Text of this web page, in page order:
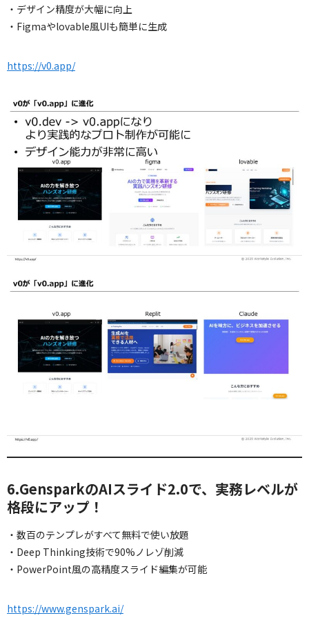
・デザイン精度が大幅に向上
・Figmaやlovable風UIも簡単に生成
https://v0.app/
6.GensparkのAIスライド2.0で、実務レベルが
格段にアップ！
・数百のテンプレがすべて無料で使い放題
・Deep Thinking技術で90%ノレゾ削減
・PowerPoint風の高精度スライド編集が可能
https://www.genspark.ai/